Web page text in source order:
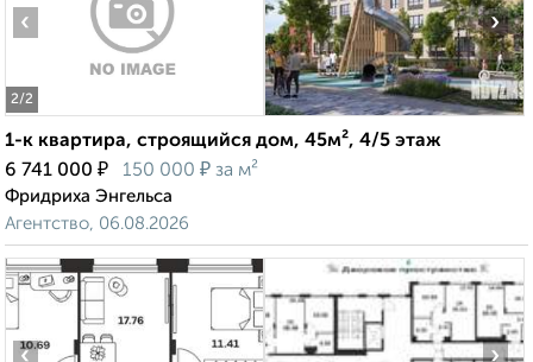
2/2
‹ ›
1-к квартира, строящийся дом, 45м², 4/5 этаж
6 741 000 ₽ 150 000 ₽ за м²
Фридриха Энгельса
Агентство, 06.08.2026
‹ ›